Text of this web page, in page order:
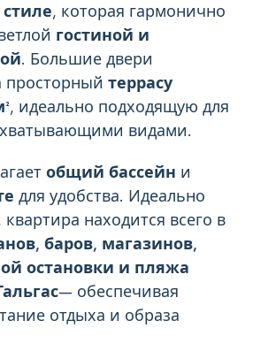
, которая гармонично
гостиной и
. Большие двери
просторный террасу
, идеально подходящую для
видами.
общий бассейн и
для удобства. Идеально
находится всего в
баров, магазинов,
остановки и пляжа
— обеспечивая
отдыха и образа